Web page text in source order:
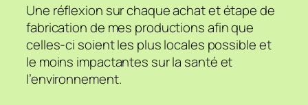
Une réflexion sur chaque achat et étape de
fabrication de mes productions afin que
celles-ci soient les plus locales possible et
le moins impactantes sur la santé et
l’environnement.